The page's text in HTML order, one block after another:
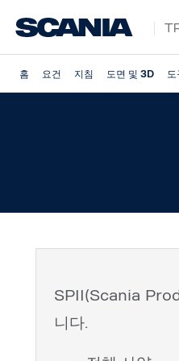
홈 요건 지침 도면 및 3D 도
SPII(Scania
니다.